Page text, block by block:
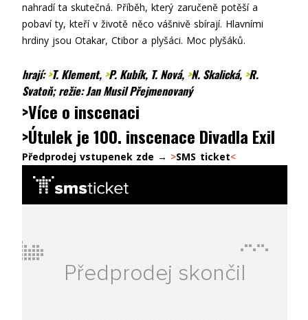
nahradí ta skutečná. Příběh, který zaručeně potěší a
pobaví ty, kteří v životě něco vášnivě sbírají. Hlavními
hrdiny jsou Otakar, Ctibor a plyšáci. Moc plyšáků.
hrají:>T. Klement, >P. Kubík, T. Nová, >N. Skalická, >R.
Svatoň; režie: Jan Musil Přejmenovaný
>Více o inscenaci
>Útulek je 100. inscenace Divadla Exil
Předprodej vstupenek zde → >SMS ticket<